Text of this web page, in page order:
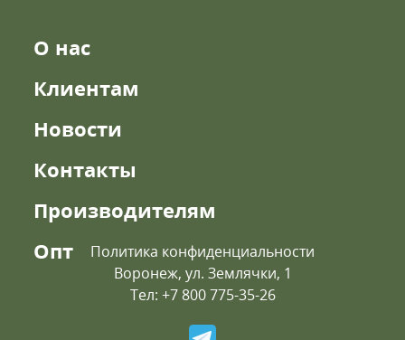
О нас
Клиентам
Новости
Контакты
Производителям
Опт
Политика конфиденциальности
Воронеж, ул. Землячки, 1
Тел: +7 800 775-35-26